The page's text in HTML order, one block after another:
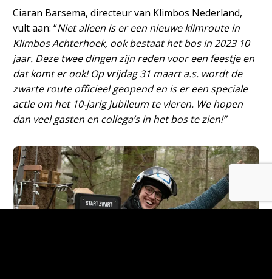
Ciaran Barsema, directeur van Klimbos Nederland,
vult aan: “Niet alleen is er een nieuwe klimroute in
Klimbos Achterhoek, ook bestaat het bos in 2023 10
jaar. Deze twee dingen zijn reden voor een feestje en
dat komt er ook! Op vrijdag 31 maart a.s. wordt de
zwarte route officieel geopend en is er een speciale
actie om het 10-jarig jubileum te vieren. We hopen
dan veel gasten en collega’s in het bos te zien!”